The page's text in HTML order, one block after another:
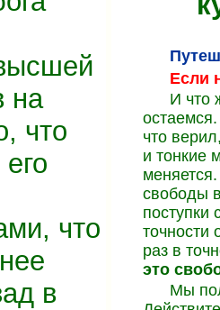
на
что
что
в
Если
И что
что
и тонкие
свободы
поступки
точности
раз в
это
Мы